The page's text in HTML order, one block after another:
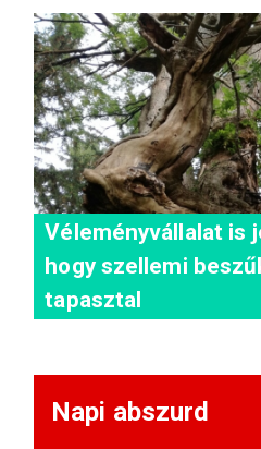
Véleményvállalat is
hogy szellemi
tapasztal
Napi abszurd